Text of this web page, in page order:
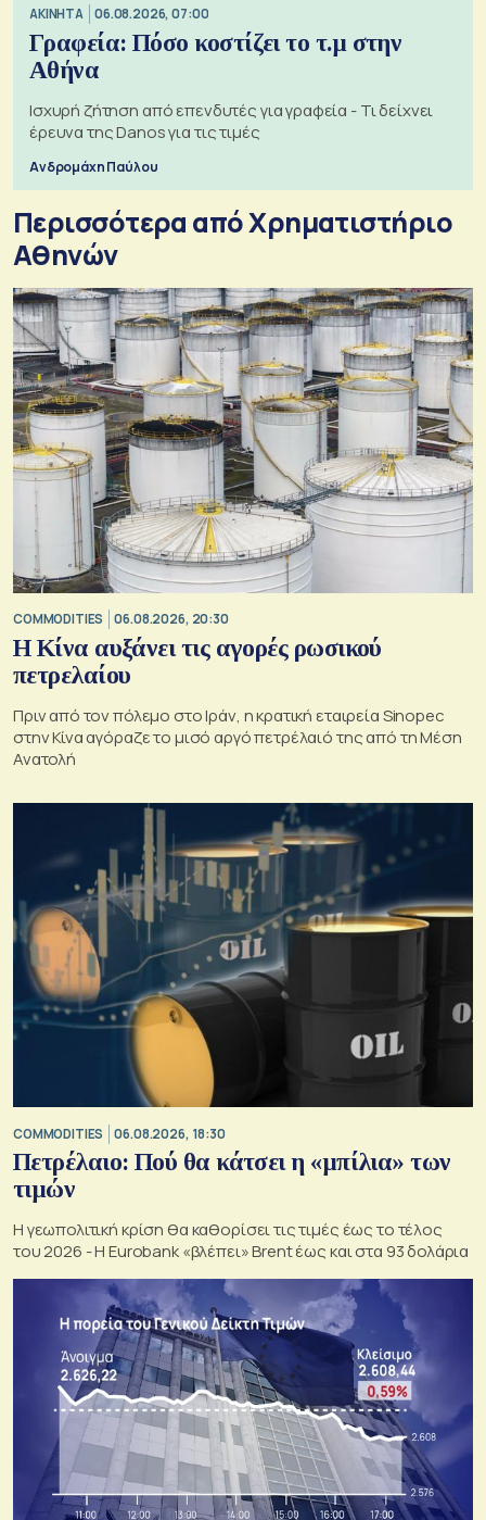
ΑΚΙΝΗΤΑ 06.08.2026, 07:00
Γραφεία: Πόσο κοστίζει το τ.μ στην
Αθήνα
Ισχυρή ζήτηση από επενδυτές για γραφεία - Τι δείχνει
έρευνα της Danos για τις τιμές
Ανδρομάχη Παύλου
Περισσότερα από Xρηματιστήριο
Αθηνών
COMMODITIES 06.08.2026, 20:30
Η Κίνα αυξάνει τις αγορές ρωσικού
πετρελαίου
Πριν από τον πόλεμο στο Ιράν, η κρατική εταιρεία Sinopec
στην Κίνα αγόραζε το μισό αργό πετρέλαιό της από τη Μέση
Ανατολή
COMMODITIES 06.08.2026, 18:30
Πετρέλαιο: Πού θα κάτσει η «μπίλια» των
τιμών
Η γεωπολιτική κρίση θα καθορίσει τις τιμές έως το τέλος
του 2026 - Η Eurobank «βλέπει» Brent έως και στα 93 δολάρια